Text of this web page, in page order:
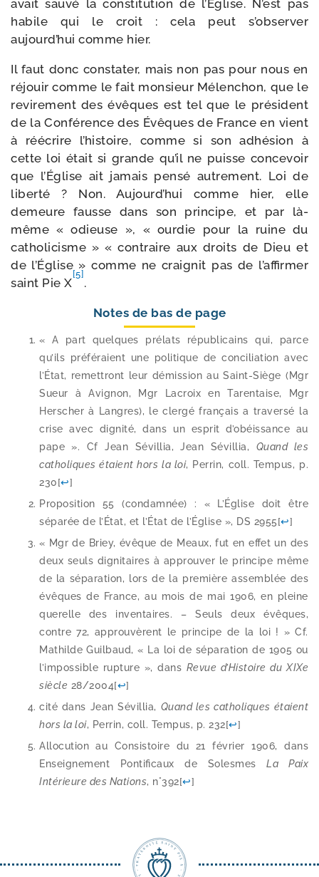
avait sau­vé la consti­tu­tion de l’Église. N’est pas
habile qui le croit : cela peut s’ob­ser­ver
aujourd’hui comme hier.
Il faut donc consta­ter, mais non pas pour nous en
réjouir comme le fait mon­sieur Mélenchon, que le
revi­re­ment des évêques est tel que le pré­sident
de la Conférence des Évêques de France en vient
à réécrire l’his­toire, comme si son adhé­sion à
cette loi était si grande qu’il ne puisse conce­voir
que l’Église ait jamais pen­sé autre­ment. Loi de
liber­té ? Non. Aujourd’hui comme hier, elle
demeure fausse dans son prin­cipe, et par là-​
même « odieuse », « our­die pour la ruine du
catho­li­cisme » « contraire aux droits de Dieu et
de l’Église » comme ne crai­gnit pas de l’affirmer
saint Pie X
[5]
.
Notes de bas de page
« A part quelques pré­lats répu­bli­cains qui, parce
qu’ils pré­fé­raient une poli­tique de conci­lia­tion avec
l’État, remet­tront leur démis­sion au Saint-​Siège (Mgr
Sueur à Avignon, Mgr Lacroix en Tarentaise, Mgr
Herscher à Langres), le cler­gé fran­çais a tra­ver­sé la
crise avec digni­té, dans un esprit d’o­béis­sance au
pape ». Cf Jean Sévillia, Jean Sévillia, Quand les
catho­liques étaient hors la loi, Perrin, coll. Tempus, p.
230[↩]
Proposition 55 (condam­née) : « L’Église doit être
sépa­rée de l’État, et l’État de l’Église », DS 2955[↩]
« Mgr de Briey, évêque de Meaux, fut en effet un des
deux seuls digni­taires à approu­ver le prin­cipe même
de la sépa­ra­tion, lors de la pre­mière assem­blée des
évêques de France, au mois de mai 1906, en pleine
que­relle des inven­taires. – Seuls deux évêques,
contre 72, approu­vèrent le prin­cipe de la loi ! » Cf.
Mathilde Guilbaud, « La loi de sépa­ra­tion de 1905 ou
l’im­pos­sible rup­ture », dans Revue d’Histoire du XIXe
siècle 28/​2004[↩]
cité dans Jean Sévillia, Quand les catho­liques étaient
hors la loi, Perrin, coll. Tempus, p. 232[↩]
Allocution au Consistoire du 21 février 1906, dans
Enseignement Pontificaux de SolesmesLa Paix
Intérieure des Nations, n°392[↩]